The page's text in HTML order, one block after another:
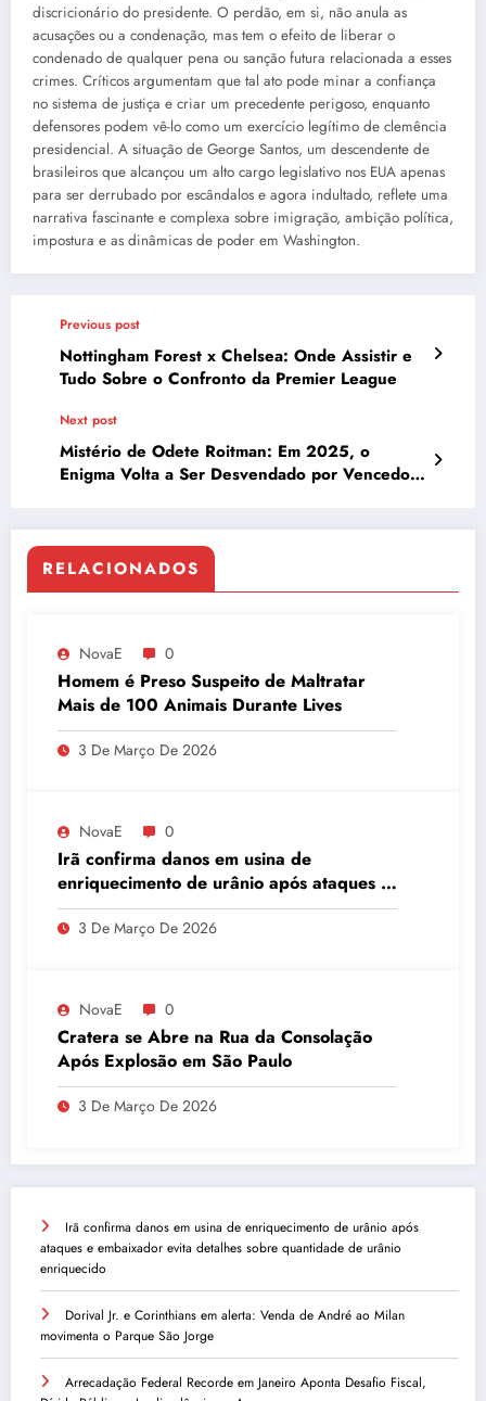
discricionário do presidente. O perdão, em si, não anula as
acusações ou a condenação, mas tem o efeito de liberar o
condenado de qualquer pena ou sanção futura relacionada a esses
crimes. Críticos argumentam que tal ato pode minar a confiança
no sistema de justiça e criar um precedente perigoso, enquanto
defensores podem vê-lo como um exercício legítimo de clemência
presidencial. A situação de George Santos, um descendente de
brasileiros que alcançou um alto cargo legislativo nos EUA apenas
para ser derrubado por escândalos e agora indultado, reflete uma
narrativa fascinante e complexa sobre imigração, ambição política,
impostura e as dinâmicas de poder em Washington.
Previous post
Nottingham Forest x Chelsea: Onde Assistir e
Tudo Sobre o Confronto da Premier League
Next post
Mistério de Odete Roitman: Em 2025, o
Enigma Volta a Ser Desvendado por Vencedora
RELACIONADOS
NovaE 0
Homem é Preso Suspeito de Maltratar
Mais de 100 Animais Durante Lives
3 De Março De 2026
NovaE 0
Irã confirma danos em usina de
enriquecimento de urânio após ataques e
embaixador evita detalhes sobre
quantidade de urânio enriquecido
3 De Março De 2026
NovaE 0
Cratera se Abre na Rua da Consolação
Após Explosão em São Paulo
3 De Março De 2026
Irã confirma danos em usina de enriquecimento de urânio após
ataques e embaixador evita detalhes sobre quantidade de urânio
enriquecido
Dorival Jr. e Corinthians em alerta: Venda de André ao Milan
movimenta o Parque São Jorge
Arrecadação Federal Recorde em Janeiro Aponta Desafio Fiscal,